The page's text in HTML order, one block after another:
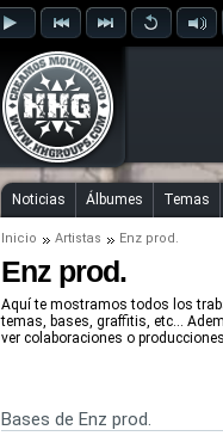
Noticias Álbumes Temas
Inicio Artistas Enz prod.
Enz prod.
Aquí te mostramos todos los
temas, bases, graffitis, etc...
ver colaboraciones o
Bases de Enz prod.